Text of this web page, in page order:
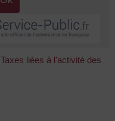
Taxes liées à l'activité des